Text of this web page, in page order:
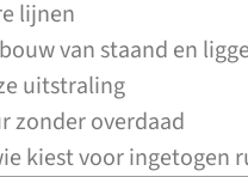
lijnen
van staand en
uitstraling
zonder overdaad
kiest voor ingetogen